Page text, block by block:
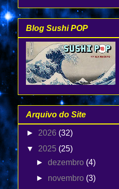
Blog Sushi POP
Arquivo do Site
► 2026 (32)
▼ 2025 (25)
►dezembro (4)
► novembro (3)